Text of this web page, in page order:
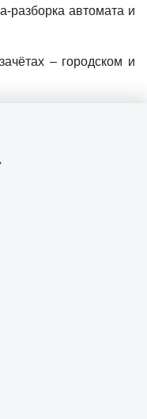
разборка автомата и
– городском и